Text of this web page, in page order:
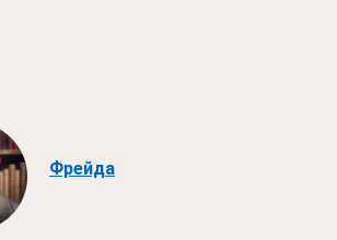
Фрейда